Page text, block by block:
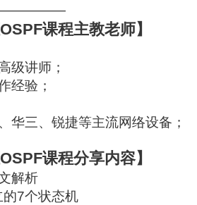
课程主教老师】
级讲师；
经验；
华三、锐捷等主流网络设备；
课程分享内容】
解析
7个状态机